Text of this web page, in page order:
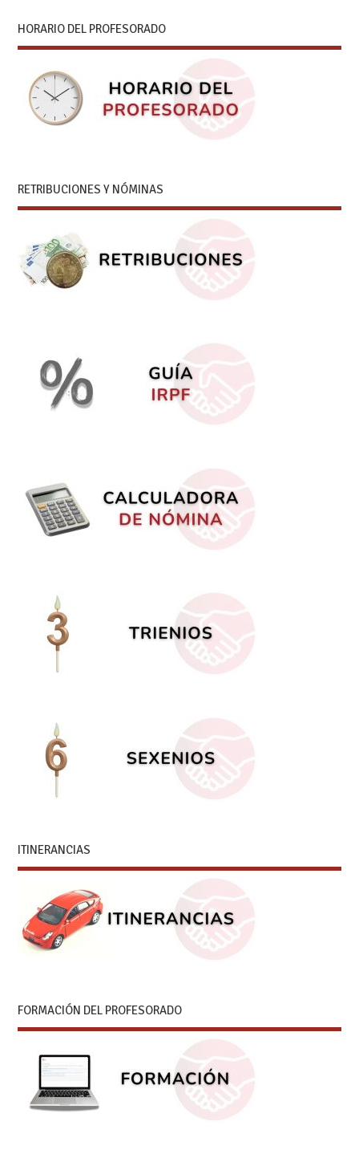
HORARIO DEL PROFESORADO
RETRIBUCIONES Y NÓMINAS
ITINERANCIAS
FORMACIÓN DEL PROFESORADO